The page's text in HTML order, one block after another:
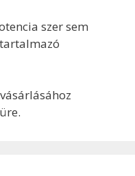
szer sem